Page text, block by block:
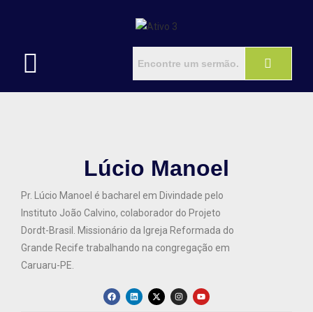
Pr. Lúcio Manoel é bacharel em Divindade pelo
Instituto João Calvino, colaborador do Projeto
Dordt-Brasil. Missionário da Igreja Reformada do
Grande Recife trabalhando na congregação em
Caruaru-PE.
Lúcio Manoel